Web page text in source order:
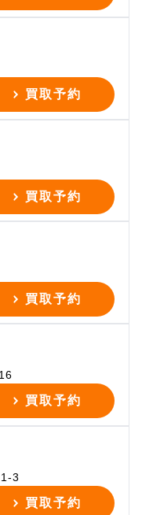
買取予約
買取予約
買取予約
買取予約
3
買取予約